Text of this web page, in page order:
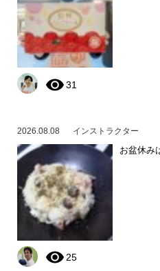
31
2026.08.08 インストラクター
お盆休み
25